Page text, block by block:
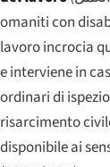
omaniti con
lavoro incrocia
e interviene in
ordinari di
risarcimento
disponibile ai